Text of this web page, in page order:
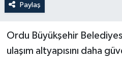
Paylaş
Ordu Büyükşehir
ulaşım altyapısını daha